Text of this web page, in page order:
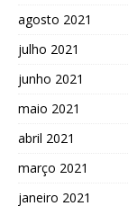
agosto 2021
julho 2021
junho 2021
maio 2021
abril 2021
março 2021
janeiro 2021